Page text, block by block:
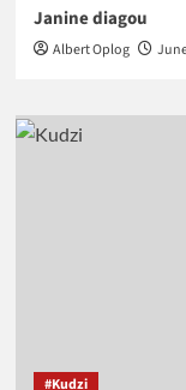
Janine diagou
Albert Oplog
#Kudzi